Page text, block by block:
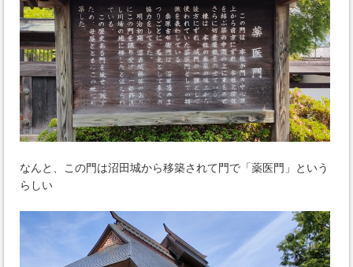
なんと、この門は沼田城から移築されて門で「薬医門」という
らしい